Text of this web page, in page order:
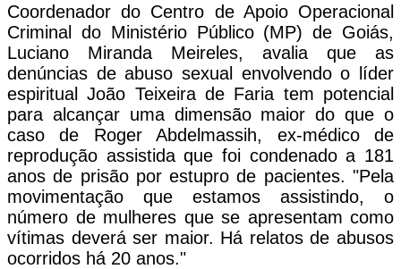
Coordenador do Centro de Apoio Operacional
Criminal do Ministério Público (MP) de Goiás,
Luciano Miranda Meireles, avalia que as
denúncias de abuso sexual envolvendo o líder
espiritual João Teixeira de Faria tem potencial
para alcançar uma dimensão maior do que o
caso de Roger Abdelmassih, ex-médico de
reprodução assistida que foi condenado a 181
anos de prisão por estupro de pacientes. "Pela
movimentação que estamos assistindo, o
número de mulheres que se apresentam como
vítimas deverá ser maior. Há relatos de abusos
ocorridos há 20 anos."